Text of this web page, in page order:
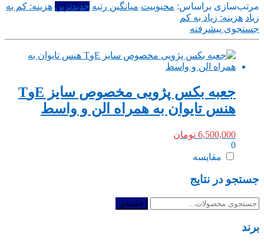
مرتب‌سازی براساس: محبوبیت میانگین رتبه جدیدترین هزینه: کم به
زیاد هزینه: زیاد به کم
جستجوی پیشرفته
جعبه بکس پژویی مخصوص سایز EوT
هنس تایوان به همراه الن و واسط
6,500,000 تومان
0
مقایسه
جستجو در نتایج
جستجو
جستجو
برند